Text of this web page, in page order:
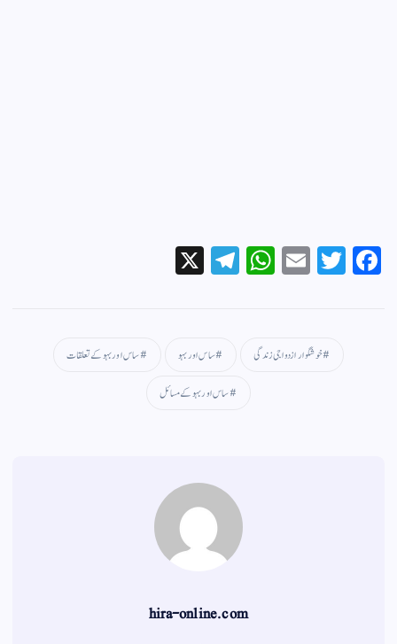
Fa
ce
ok
T
wi
r
E
m
W
ha
Te
le
a
m خوشگوار ازدواجی زندگی ساس اور بہو ساس اور بہو کے تعلقات
ساس اور بہو کے مسائل
hira-online.com